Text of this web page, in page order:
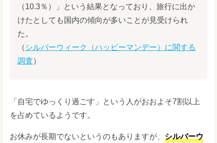
（10.3％）」という結果となっており、旅行に出か
けたとしても国内の傾向が多いことが見受けられ
た。
（ シルバーウィーク（ハッピーマンデー）に関する
調査）
「自宅でゆっくり過ごす」という人がおおよそ7割以上
を占めているようです。
お休みが長期でないというのもありますが、 シルバーウ